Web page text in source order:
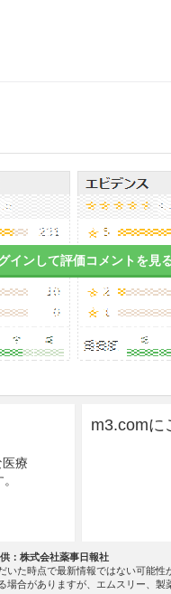
インして評価コメントを見
療
m3.comに
：株式会社薬事日報社
た時点で最新情報ではない可能
合がありますが、エムスリー、製